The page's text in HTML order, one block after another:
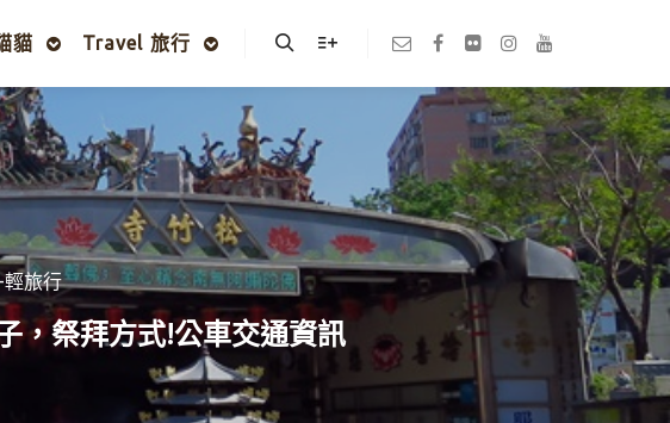
貓 Travel 旅行
輕旅行
，祭拜方式!公車交通資訊